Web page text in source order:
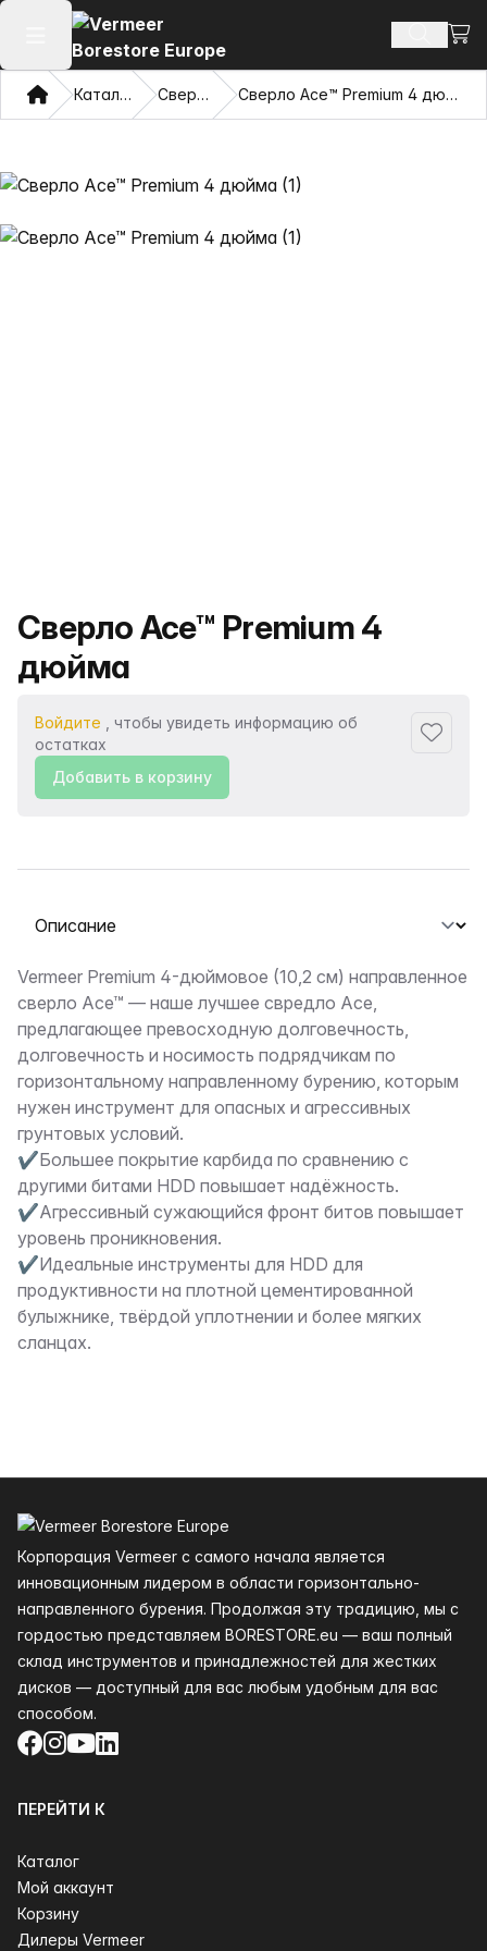
Открыть главное меню Поиск
Дом Каталог Сверла Сверло Ace™ Premium 4 дюйма
Название продукта
Сверло Ace™ Premium 4
дюйма
Войдите , чтобы увидеть информацию об
остатках
Добавить в корзину
Выберите вкладку
Описание
Vermeer Premium 4-дюймовое (10,2 см) направленное
сверло Ace™ — наше лучшее свредло Ace,
предлагающее превосходную долговечность,
долговечность и носимость подрядчикам по
горизонтальному направленному бурению, которым
нужен инструмент для опасных и агрессивных
грунтовых условий.
✔Большее покрытие карбида по сравнению с
другими битами HDD повышает надёжность.
✔Агрессивный сужающийся фронт битов повышает
уровень проникновения.
✔Идеальные инструменты для HDD для
продуктивности на плотной цементированной
булыжнике, твёрдой уплотнении и более мягких
сланцах.
Корпорация Vermeer с самого начала является
инновационным лидером в области горизонтально-
направленного бурения. Продолжая эту традицию, мы с
гордостью представляем BORESTORE.eu — ваш полный
склад инструментов и принадлежностей для жестких
дисков — доступный для вас любым удобным для вас
способом.
Facebook
Instagram
YouTube
LinkedIn
ПЕРЕЙТИ К
Каталог
Мой аккаунт
Корзину
Дилеры Vermeer